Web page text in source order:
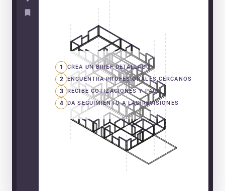
1 CREA UN BRIEF DETALLADO
2 ENCUENTRA PROFESIONALES CERCANOS
3 RECIBE COTIZACIONES Y PAGA
4 DA SEGUIMIENTO A LAS REVISIONES